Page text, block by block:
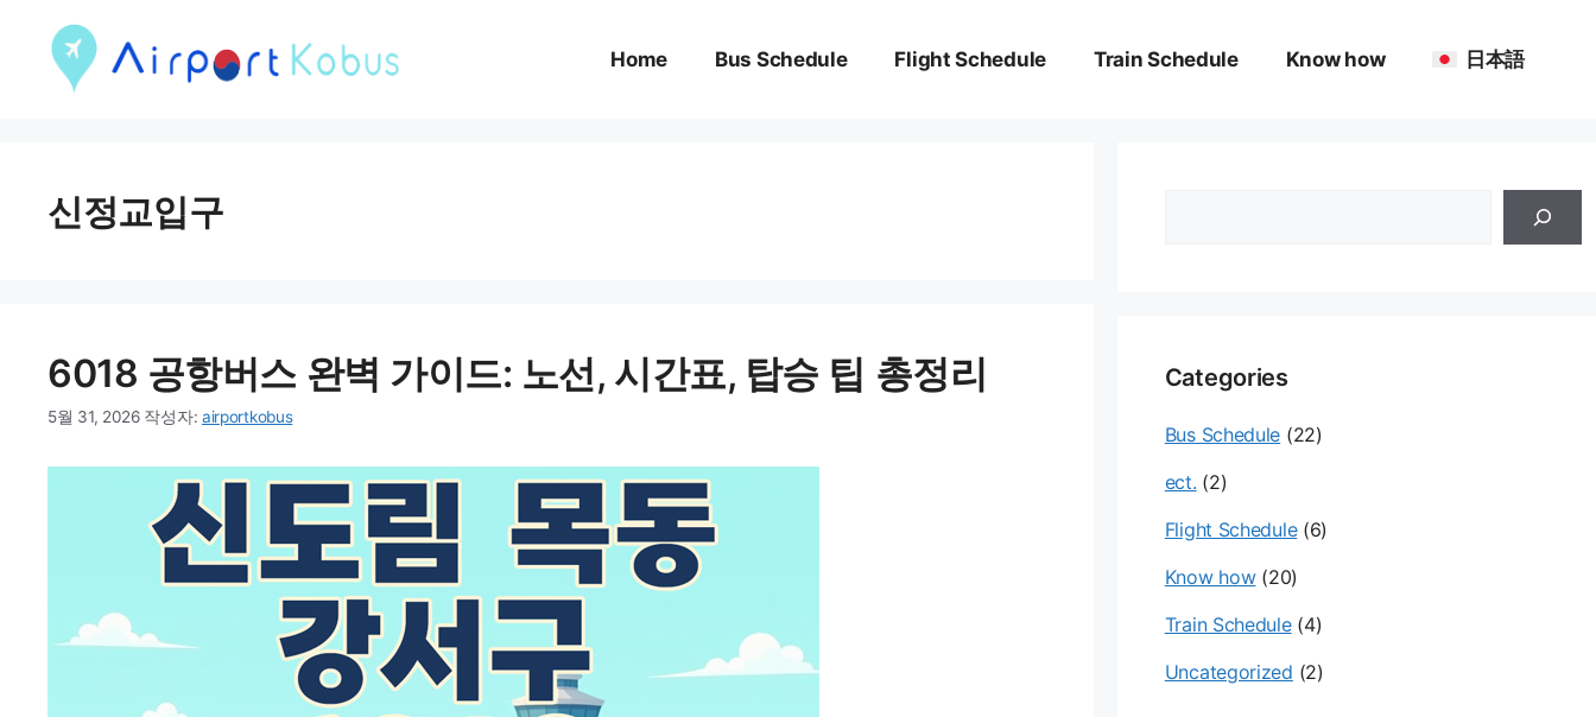
Home Bus Schedule Flight Schedule Train Schedule Know how 日本語
신정교입구
6018 공항버스 완벽 가이드: 노선, 시간표, 탑승 팁 총정리
5월 31, 2026 작성자: airportkobus
Categories
Bus Schedule (22)
ect. (2)
Flight Schedule(6)
Know how(20)
Train Schedule(4)
Uncategorized (2)